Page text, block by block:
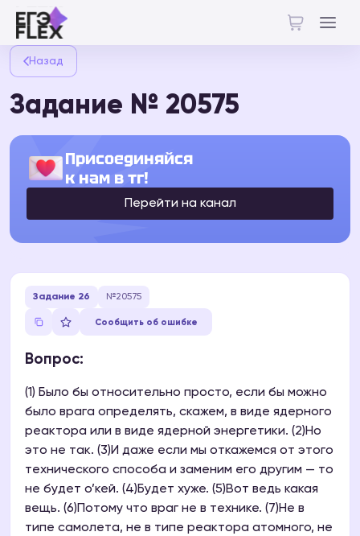
Назад
Задание № 20575
Присоединяйся
к нам в тг!
Перейти на канал
Задание 26 №20575
Сообщить об ошибке
Вопрос:
(1) Было бы относительно просто, если бы можно
было врага определять, скажем, в виде ядерного
реактора или в виде ядерной энергетики. (2)Но
это не так. (3)И даже если мы откажемся от этого
технического способа и заменим его другим — то
не будет о’кей. (4)Будет хуже. (5)Вот ведь какая
вещь. (6)Потому что враг не в технике. (7)Не в
типе самолета, не в типе реактора атомного, не